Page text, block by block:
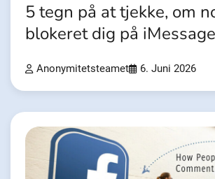
5 tegn på at tjekke, om
blokeret dig på iMessage
Anonymitetsteamet 6. Juni 2026